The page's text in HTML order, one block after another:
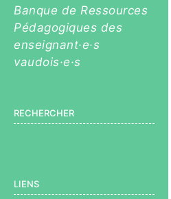
Banque de Ressources
Pédagogiques des
enseignant·e·s
vaudois·e·s
RECHERCHER
LIENS